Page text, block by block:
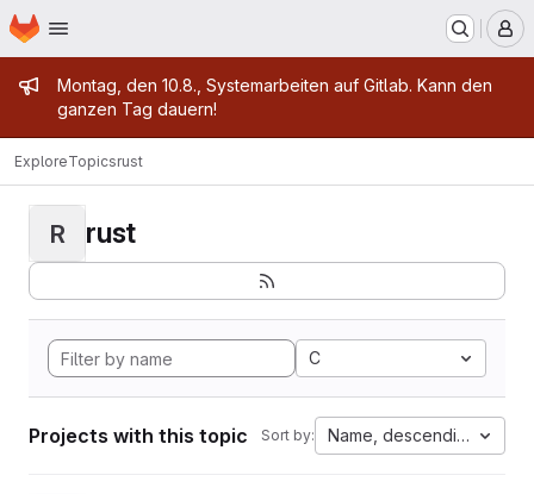
Skip to main content
Homepage
Admin message
Montag, den 10.8., Systemarbeiten auf Gitlab. Kann den
ganzen Tag dauern!
ExploreTopicsrust
R rust
C
Projects with this topic Sort by: Name, descending